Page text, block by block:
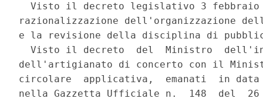
Visto il decreto legislativo 3
razionalizzazione dell'organizzazione
e la revisione della disciplina di
Visto il decreto  del  Ministro
dell'artigianato di concerto con il
circolare  applicativa,  emanati  in data
nella Gazzetta Ufficiale n.  148  del  26